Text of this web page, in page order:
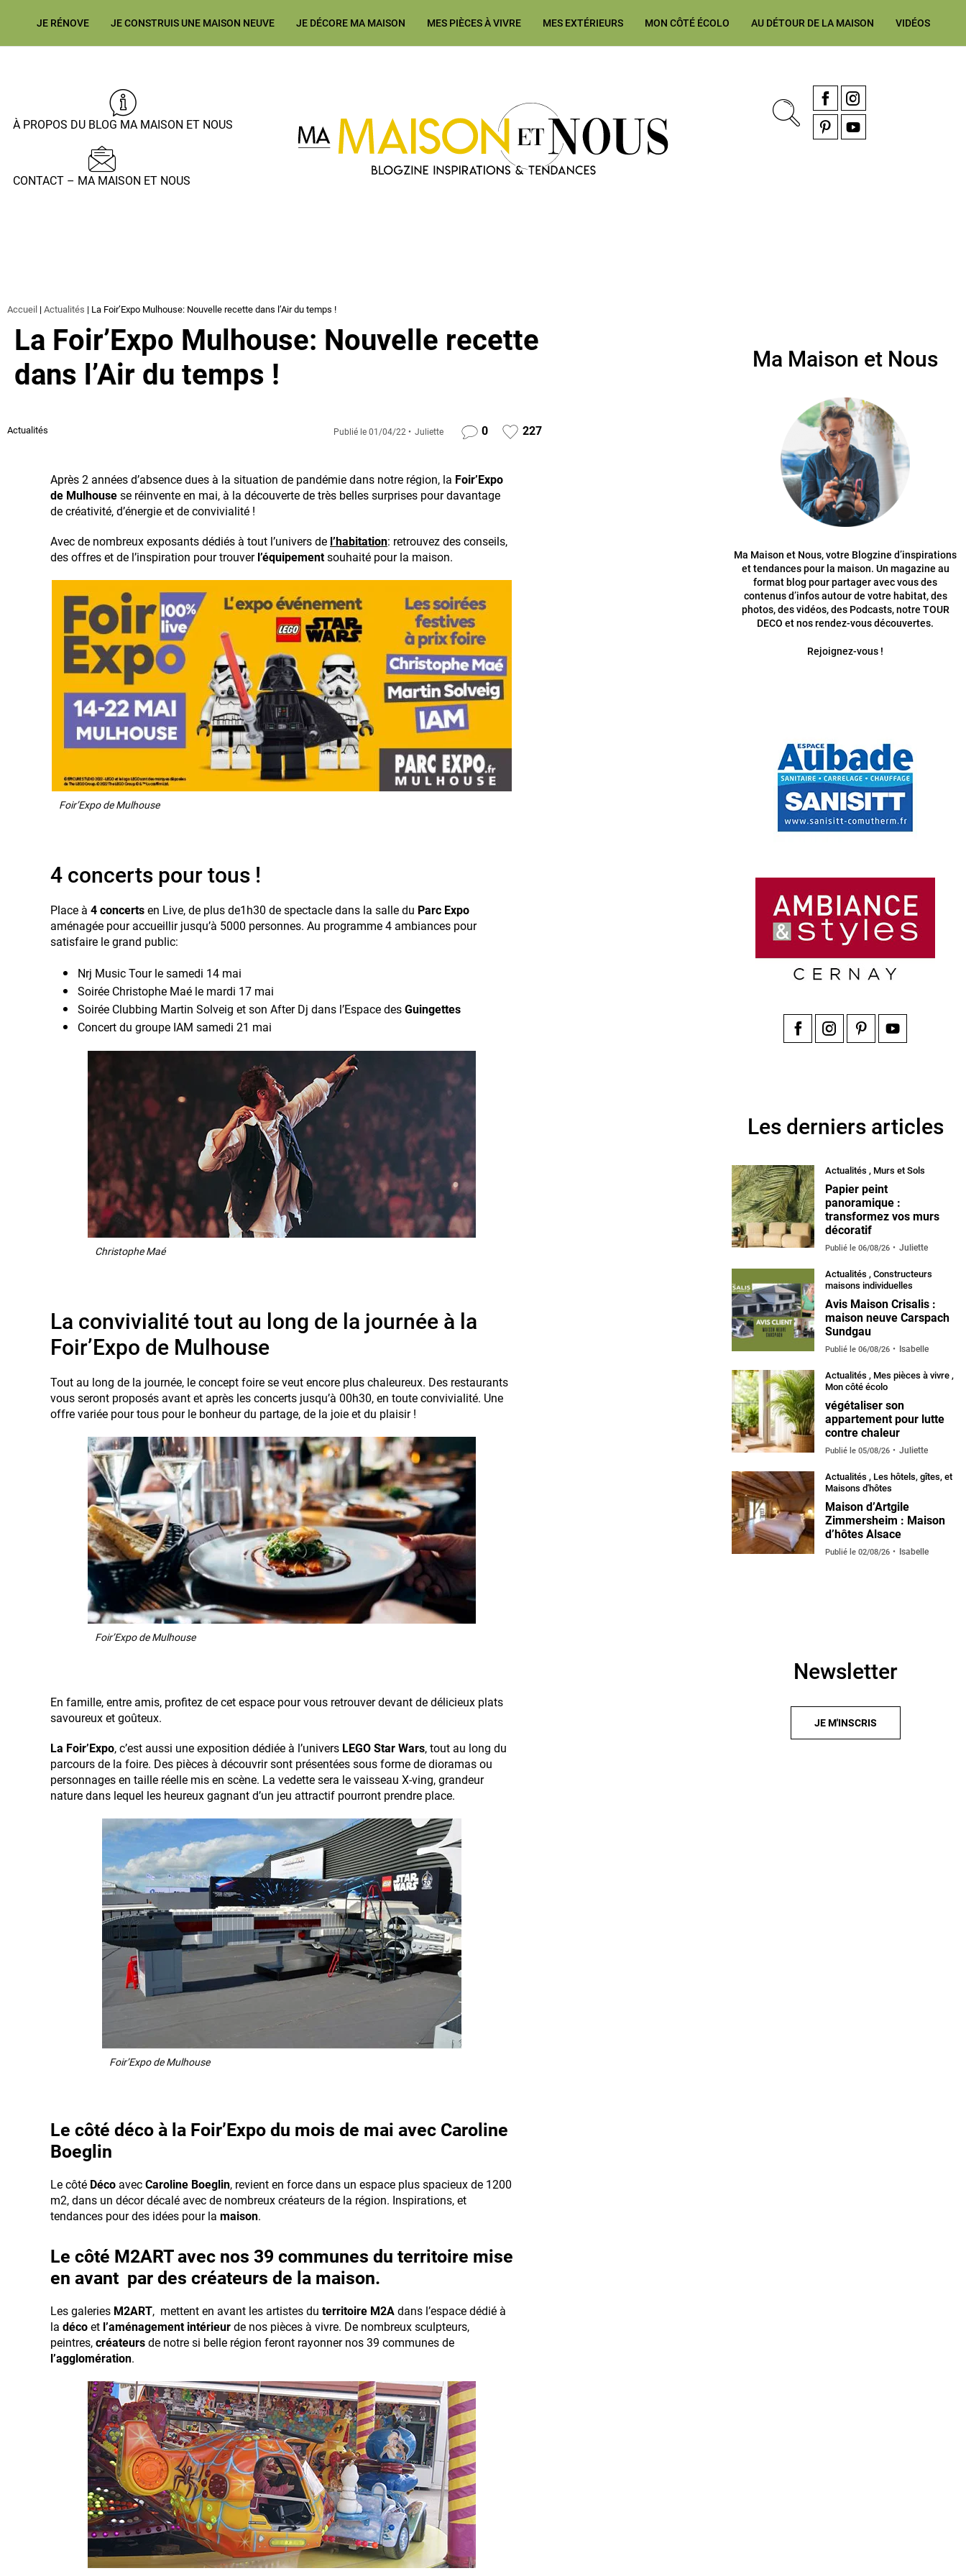
JE RÉNOVE JE CONSTRUIS UNE MAISON NEUVE JE DÉCORE MA MAISON MES PIÈCES À VIVRE MES EXTÉRIEURS MON CÔTÉ ÉCOLO AU DÉTOUR DE LA MAISON VIDÉOS
Ma Maison et Nous Construction, rénovation & décoration Alsace, Franche-Comté
À PROPOS DU BLOG MA MAISON ET NOUS
CONTACT – MA MAISON ET NOUS
FacebookInstagram
Accueil | Actualités | La Foir’Expo Mulhouse: Nouvelle recette dans l’Air du temps !
La Foir’Expo Mulhouse: Nouvelle recette
dans l’Air du temps !
Actualités Publié le 01/04/22 Juliette 0 227
Après 2 années d’absence dues à la situation de pandémie dans notre région, la Foir’Expo
de Mulhouse se réinvente en mai, à la découverte de très belles surprises pour davantage
de créativité, d’énergie et de convivialité !
Avec de nombreux exposants dédiés à tout l’univers de l’habitation: retrouvez des conseils,
des offres et de l’inspiration pour trouver l’équipementsouhaité pour la maison.
Foir’Expo de Mulhouse
4 concerts pour tous !
Place à 4 concerts en Live, de plus de1h30 de spectacle dans la salle du Parc Expo
aménagée pour accueillir jusqu’à 5000 personnes. Au programme 4 ambiances pour
satisfaire le grand public:
Nrj Music Tour le samedi 14 mai
Soirée Christophe Maé le mardi 17 mai
Soirée Clubbing Martin Solveig et son After Dj dans l’Espace des Guingettes
Concert du groupe IAM samedi 21 mai
Christophe Maé
La convivialité tout au long de la journée à la
Foir’Expo de Mulhouse
Tout au long de la journée, le concept foire se veut encore plus chaleureux. Des restaurants
vous seront proposés avant et après les concerts jusqu’à 00h30, en toute convivialité. Une
offre variée pour tous pour le bonheur du partage, de la joie et du plaisir !
Foir’Expo de Mulhouse
En famille, entre amis, profitez de cet espace pour vous retrouver devant de délicieux plats
savoureux et goûteux.
La Foir’Expo, c’est aussi une exposition dédiée à l’univers LEGO Star Wars, tout au long du
parcours de la foire. Des pièces à découvrir sont présentées sous forme de dioramas ou
personnages en taille réelle mis en scène. La vedette sera le vaisseau X-ving, grandeur
nature dans lequel les heureux gagnant d’un jeu attractif pourront prendre place.
Foir’Expo de Mulhouse
Le côté déco à la Foir’Expo du mois de mai avec Caroline
Boeglin
Le côté Déco avec Caroline Boeglin, revient en force dans un espace plus spacieux de 1200
m2, dans un décor décalé avec de nombreux créateurs de la région. Inspirations, et
tendances pour des idées pour la maison.
Le côté M2ART avec nos 39 communes du territoire mise
en avant par des créateurs de la maison.
Les galeries M2ART, mettent en avant les artistes du territoire M2A dans l’espace dédié à
la déco et l’aménagement intérieur de nos pièces à vivre. De nombreux sculpteurs,
peintres, créateurs de notre si belle région feront rayonner nos 39 communes de
l’agglomération.
Ma Maison et Nous
Ma Maison et Nous, votre Blogzine d’inspirations
et tendances pour la maison. Un magazine au
format blog pour partager avec vous des
contenus d’infos autour de votre habitat, des
photos, des vidéos, des Podcasts, notre TOUR
DECO et nos rendez-vous découvertes.
Rejoignez-vous !
Les derniers articles
Actualités , Murs et Sols
Papier peint
panoramique :
transformez vos murs
décoratif
Publié le 06/08/26 Juliette
Actualités , Constructeurs
maisons individuelles
Avis Maison Crisalis :
maison neuve Carspach
Sundgau
Publié le 06/08/26 Isabelle
Actualités , Mes pièces à vivre ,
Mon côté écolo
végétaliser son
appartement pour lutte
contre chaleur
Publié le 05/08/26 Juliette
Actualités , Les hôtels, gîtes, et
Maisons d'hôtes
Maison d’Artgile
Zimmersheim : Maison
d’hôtes Alsace
Publié le 02/08/26 Isabelle
Newsletter
JE M'INSCRIS